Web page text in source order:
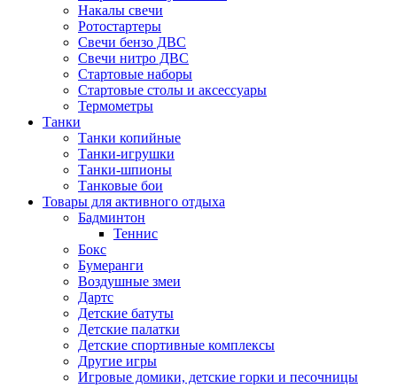
Накалы свечи
Ротостартеры
Свечи бензо ДВС
Свечи нитро ДВС
Стартовые наборы
Стартовые столы и аксессуары
Термометры
Танки
Танки копийные
Танки-игрушки
Танки-шпионы
Танковые бои
Товары для активного отдыха
Бадминтон
Теннис
Бокс
Бумеранги
Воздушные змеи
Дартс
Детские батуты
Детские палатки
Детские спортивные комплексы
Другие игры
Игровые домики, детские горки и песочницы